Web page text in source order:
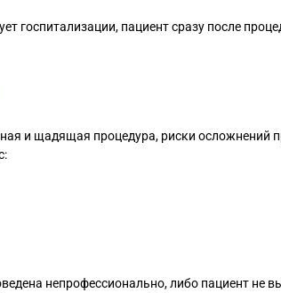
госпитализации, пациент сразу после
и щадящая процедура, риски осложнений
непрофессионально, либо пациент не